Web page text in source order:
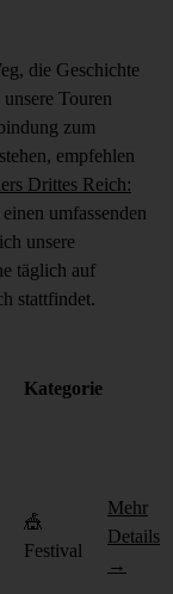
die Geschichte
Touren
zum
empfehlen
Drittes Reich:
umfassenden
unsere
täglich auf
stattfindet.
Kategorie
🎪
Festival
Mehr
Details
→